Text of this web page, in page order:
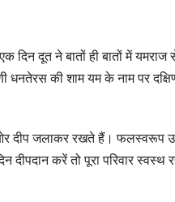
दिन दूत ने बातों ही बातों में यमराज
की शाम यम के नाम पर दक्षिण
ओर दीप जलाकर रखते हैं।
दीपदान करें तो पूरा परिवार